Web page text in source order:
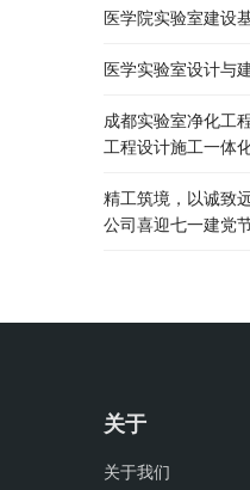
医学院实验室建设
医学实验室设计与
成都实验室净化工
工程设计施工一体
精工筑境，以诚致
公司喜迎七一建党
关于
关于我们